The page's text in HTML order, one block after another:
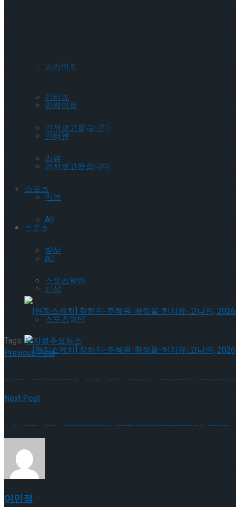
앙케이트
인터뷰
먼저보고왔습니다
리뷰
스포츠
All
빙상
스포츠일반
[현장스케치] 장하린-주혜원-황정율-허지유-고
Trending Tags
앙케이트
인터뷰
먼저보고왔습니다
리뷰
스포츠
All
빙상
스포츠일반
[현장스케치] 이규리-전효은-김지유-박하영,
노고산에서 자란 유일한 물꾼 ‘선율’ 역에는 반정모, 조영화, 이세
등에서 뛰어난 가창력과 섬세한 표현력을 선보인 이세헌이 합
가 잠들고 있다’, ‘나의 별’ 등을 통해 깊이 있는 표현력과 섬세한
에너지로 사랑받아온 박은미는 ‘경이모’ 라는 이름으로, 뮤지컬
‘경삼촌’ 이라는 이름으로 함께한다. 세 배우는 과거와 현재를
친누나 유안의 죽음에 대한 죄책감 속에서 원망과 그리움을 안고
감을 보여준 이민규, 뮤지컬 ‘긴긴밤’, ‘빨래’, ‘재생불량소년’, ‘
등을 통해 깊이 있는 연기로 주목받은 곽다인이 캐스팅 되었다.
과거에 대한 그리움에서 벗어나지 못한 채 고통 속에 머무르는 우
단하면서도 따뜻한 에너지를 전해온 금보미와 뮤지컬 ‘사랑은
도를 더할 예정이다.
㈜엠비제트컴퍼니 관계자는 “후회와 죄책감, 기대와 희망 등
있도록 최선을 다해 준비하고 있다”며 “지난 쇼케이스 이후 작
한편, 뮤지컬 ‘다이브’의 티켓 오픈은 7월 중에 진행될 예정이며
Tags: 뮤지컬주요뉴스
Previous Post
Next Post
말없이 전하는 기억의 여정…’네이처 오브 포겟팅’ 세
이민정